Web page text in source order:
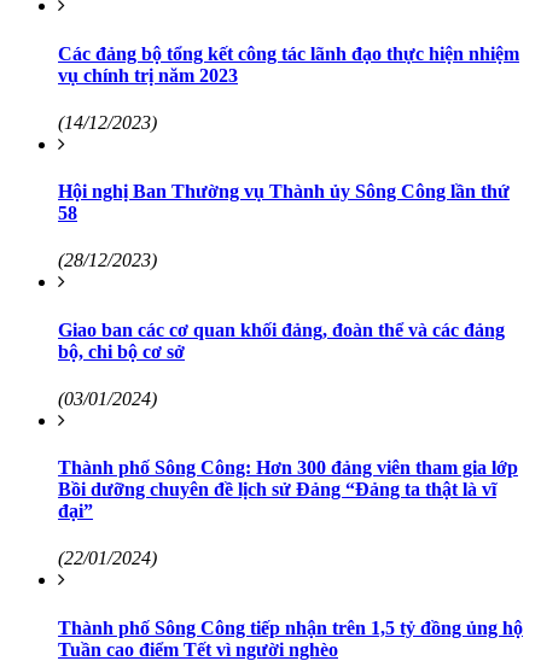
Các đảng bộ tổng kết công tác lãnh đạo thực hiện nhiệm
vụ chính trị năm 2023
(14/12/2023)
Hội nghị Ban Thường vụ Thành ủy Sông Công lần thứ
58
(28/12/2023)
Giao ban các cơ quan khối đảng, đoàn thể và các đảng
bộ, chi bộ cơ sở
(03/01/2024)
Thành phố Sông Công: Hơn 300 đảng viên tham gia lớp
Bồi dưỡng chuyên đề lịch sử Đảng “Đảng ta thật là vĩ
đại”
(22/01/2024)
Thành phố Sông Công tiếp nhận trên 1,5 tỷ đồng ủng hộ
Tuần cao điểm Tết vì người nghèo